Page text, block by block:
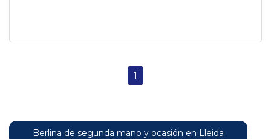
1
Berlina de segunda mano y ocasión en Lleida